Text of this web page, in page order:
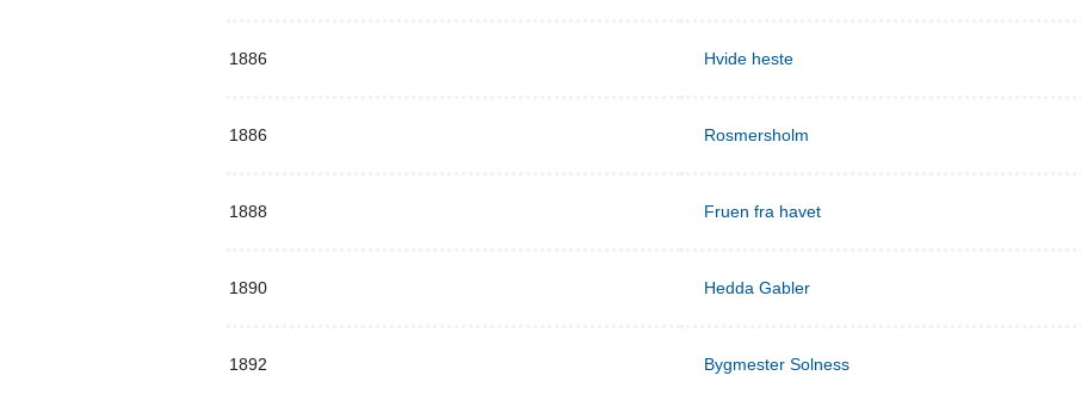
1886 Hvide heste
1886 Rosmersholm
1888 Fruen fra havet
1890 Hedda Gabler
1892 Bygmester Solness